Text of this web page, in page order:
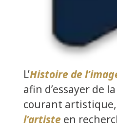
L’Histoire de
afin d’essayer de
courant artistique,
l’artiste en